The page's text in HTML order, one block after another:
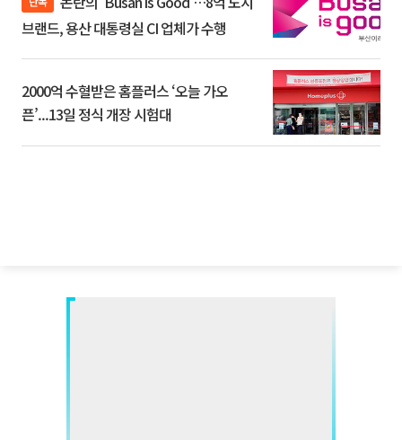
브랜드, 용산 대통령실 CI 업체가 수행
2000억 수혈받은 홈플러스 ‘오늘 가오
픈’...13일 정식 개장 시험대